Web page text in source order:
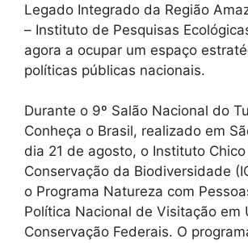
Legado Integrado da Região
– Instituto de Pesquisas
agora a ocupar um espaço
políticas públicas nacionais.
Durante o 9º Salão Nacional do
Conheça o Brasil, realizado em
dia 21 de agosto, o Instituto
Conservação da Biodiversidade
o Programa Natureza com
Política Nacional de Visitação em
Conservação Federais. O